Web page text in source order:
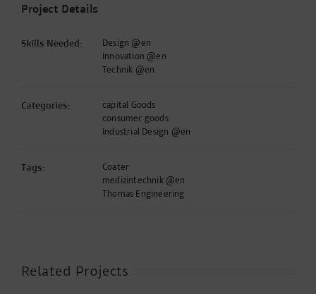
Project Details
Skills Needed:
Design @en
Innovation @en
Technik @en
Categories:
capital Goods
consumer goods
Industrial Design @en
Tags:
Coater
medizintechnik @en
Thomas Engineering
Related Projects